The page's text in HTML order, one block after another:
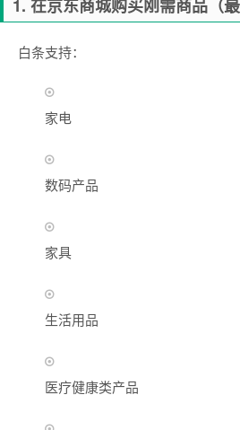
1. 在京东商城购买刚需商品（最
白条支持：
家电
数码产品
家具
生活用品
医疗健康类产品